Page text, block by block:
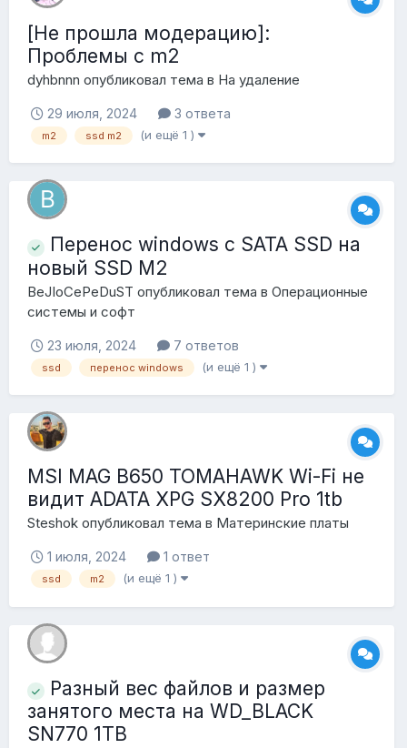
[Не прошла модерацию]:
Проблемы с m2
dyhbnnn опубликовал тема в На удаление
29 июля, 2024 3 ответа
m2 ssd m2 (и ещё 1 )
Перенос windows с SATA SSD на
новый SSD M2
BeJIoCePeDuST опубликовал тема в Операционные
системы и софт
23 июля, 2024 7 ответов
ssd перенос windows (и ещё 1 )
MSI MAG B650 TOMAHAWK Wi-Fi не
видит ADATA XPG SX8200 Pro 1tb
Steshok опубликовал тема в Материнские платы
1 июля, 2024 1 ответ
ssd m2 (и ещё 1 )
Разный вес файлов и размер
занятого места на WD_BLACK
SN770 1TB